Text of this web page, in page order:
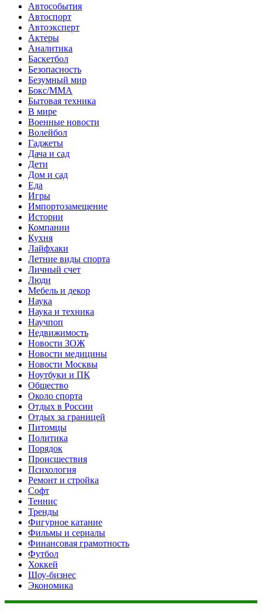
Автособытия
Автоспорт
Автоэксперт
Актеры
Аналитика
Баскетбол
Безопасность
Безумный мир
Бокс/MMA
Бытовая техника
В мире
Военные новости
Волейбол
Гаджеты
Дача и сад
Дети
Дом и сад
Еда
Игры
Импортозамещение
Истории
Компании
Кухня
Лайфхаки
Летние виды спорта
Личный счет
Люди
Мебель и декор
Наука
Наука и техника
Научпоп
Недвижимость
Новости ЗОЖ
Новости медицины
Новости Москвы
Ноутбуки и ПК
Общество
Около спорта
Отдых в России
Отдых за границей
Питомцы
Политика
Порядок
Происшествия
Психология
Ремонт и стройка
Софт
Теннис
Тренды
Фигурное катание
Фильмы и сериалы
Финансовая грамотность
Футбол
Хоккей
Шоу-бизнес
Экономика